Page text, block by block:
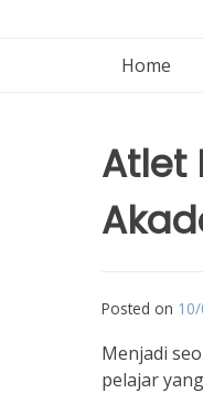
Home
Atlet
Posted on
Menjadi
pelajar